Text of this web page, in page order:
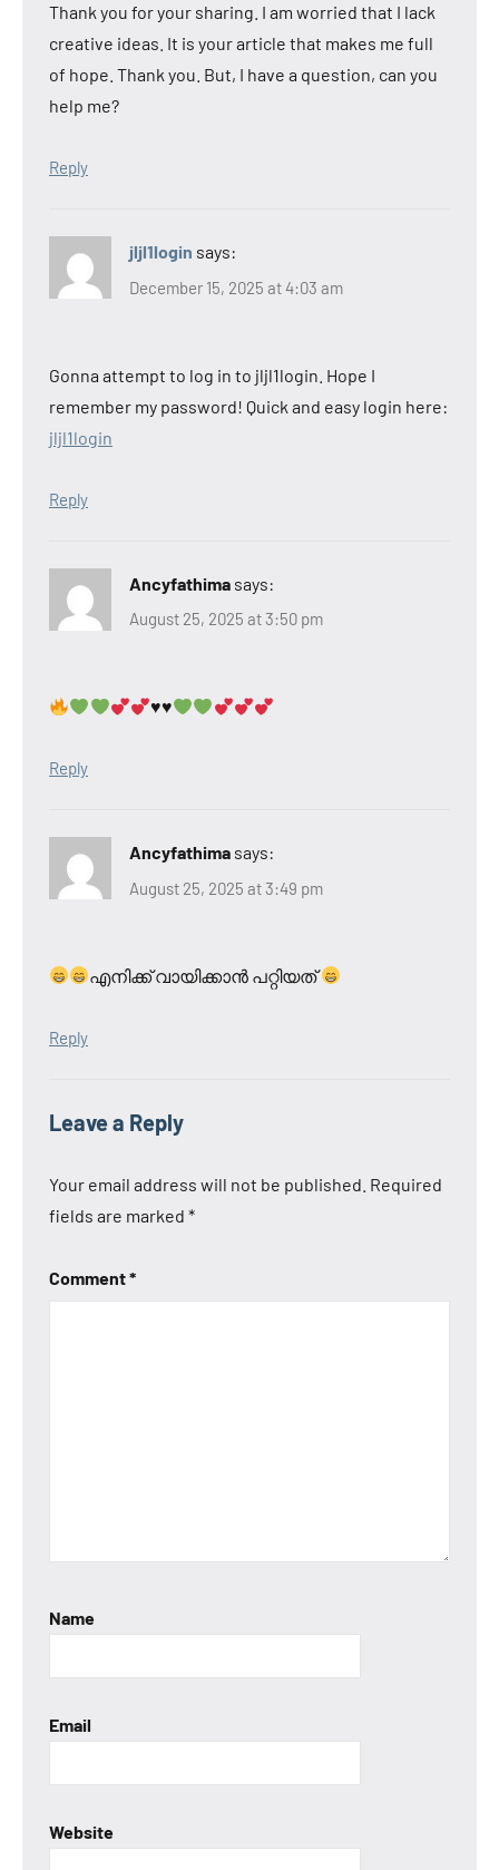
Thank you for your sharing. I am worried that I lack
creative ideas. It is your article that makes me full
of hope. Thank you. But, I have a question, can you
help me?
Reply
jljl1login says:
December 15, 2025 at 4:03 am
Gonna attempt to log in to jljl1login. Hope I
remember my password! Quick and easy login here:
jljl1login
Reply
Ancyfathima says:
August 25, 2025 at 3:50 pm
♥️♥️
Reply
Ancyfathima says:
August 25, 2025 at 3:49 pm
എനിക്ക് വായിക്കാൻ പറ്റിയത്
Reply
Leave a Reply
Your email address will not be published. Required
fields are marked *
Comment*
Name
Email
Website